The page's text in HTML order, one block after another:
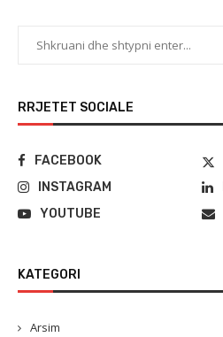
RRJETET SOCIALE
FACEBOOK
INSTAGRAM
YOUTUBE
KATEGORI
Arsim